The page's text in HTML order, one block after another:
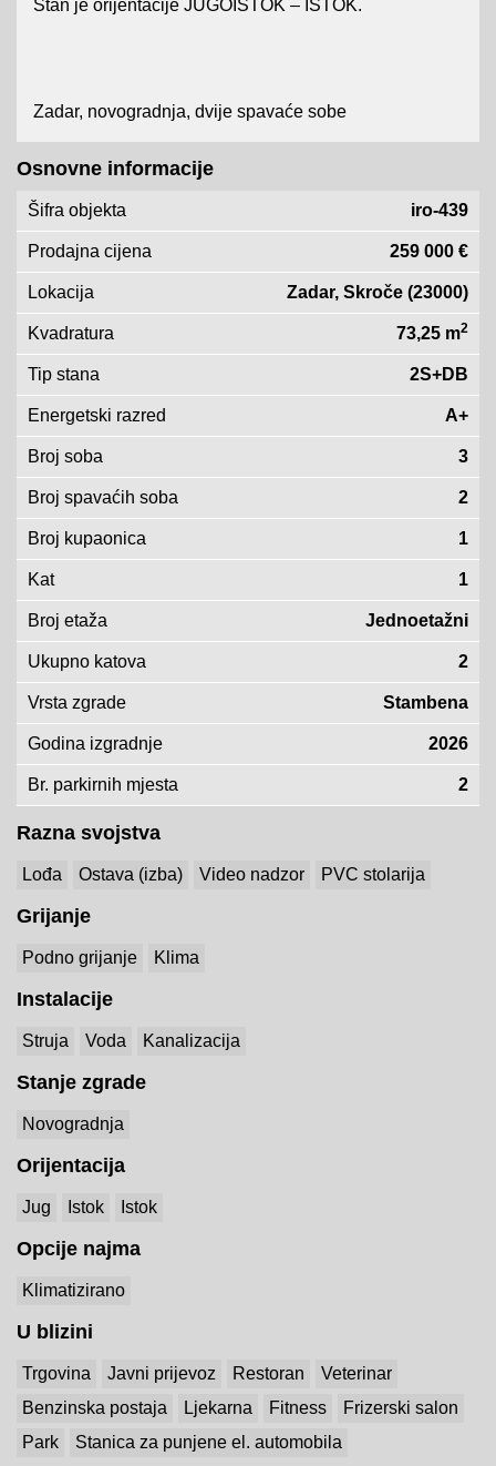
Stan je orijentacije JUGOISTOK – ISTOK.
Zadar, novogradnja, dvije spavaće sobe
Osnovne informacije
Šifra objekta iro-439
Prodajna cijena 259 000 €
Lokacija Zadar, Skroče (23000)
Kvadratura 73,25 m2
Tip stana 2S+DB
Energetski razred A+
Broj soba 3
Broj spavaćih soba 2
Broj kupaonica 1
Kat 1
Broj etaža Jednoetažni
Ukupno katova 2
Vrsta zgrade Stambena
Godina izgradnje 2026
Br. parkirnih mjesta 2
Razna svojstva
Lođa Ostava (izba) Video nadzor PVC stolarija
Grijanje
Podno grijanje Klima
Instalacije
Struja Voda Kanalizacija
Stanje zgrade
Novogradnja
Orijentacija
Jug Istok Istok
Opcije najma
Klimatizirano
U blizini
Trgovina Javni prijevoz Restoran
Veterinar
Benzinska postaja
Ljekarna Fitness
Frizerski salon
Park
Stanica za punjene el. automobila